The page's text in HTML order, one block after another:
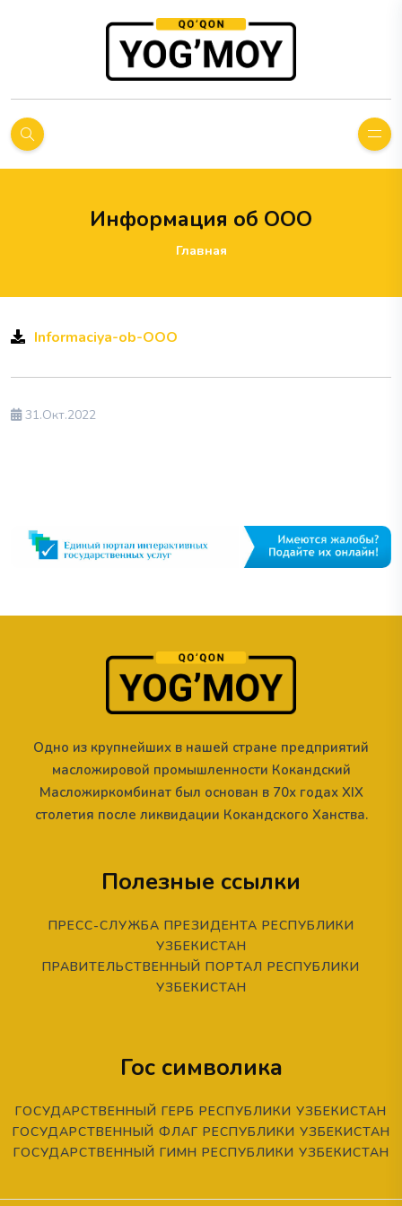
Информация об ООО
Главная
Informaciya-ob-OOO
31.Окт.2022
Одно из крупнейших в нашей стране предприятий
масложировой промышленности Кокандский
Масложиркомбинат был основан в 70х годах XIX
столетия после ликвидации Кокандского Ханства.
Полезные ссылки
ПРЕСС-СЛУЖБА ПРЕЗИДЕНТА РЕСПУБЛИКИ
УЗБЕКИСТАН
ПРАВИТЕЛЬСТВЕННЫЙ ПОРТАЛ РЕСПУБЛИКИ
УЗБЕКИСТАН
Гос символика
ГОСУДАРСТВЕННЫЙ ГЕРБ РЕСПУБЛИКИ УЗБЕКИСТАН
ГОСУДАРСТВЕННЫЙ ФЛАГ РЕСПУБЛИКИ УЗБЕКИСТАН
ГОСУДАРСТВЕННЫЙ ГИМН РЕСПУБЛИКИ УЗБЕКИСТАН